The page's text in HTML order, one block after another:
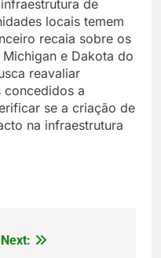
de
locais temem
recaia sobre os
e Dakota do
reavaliar
concedidos a
se a criação de
na infraestrutura
Next: